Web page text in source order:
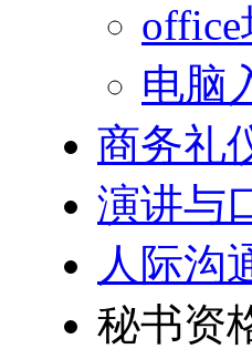
office
电脑
商务礼
演讲与
人际沟
秘书资